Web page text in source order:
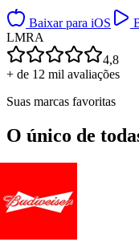
Baixar para iOS
LMRA
4,8
+ de 12 mil avaliações
Suas marcas favoritas
O único de